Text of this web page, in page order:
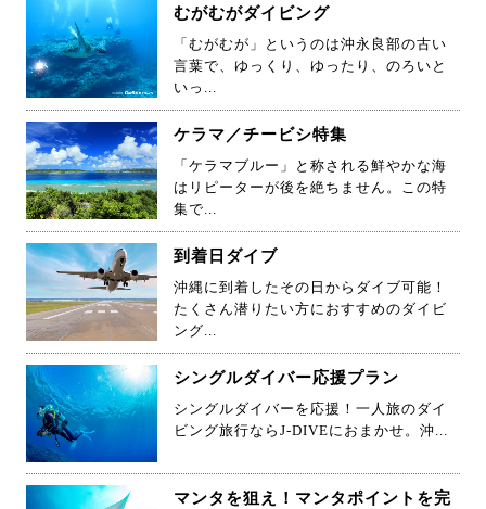
むがむがダイビング
「むがむが」というのは沖永良部の古い
言葉で、ゆっくり、ゆったり、のろいと
いっ...
ケラマ／チービシ特集
「ケラマブルー」と称される鮮やかな海
はリピーターが後を絶ちません。この特
集で...
到着日ダイブ
沖縄に到着したその日からダイブ可能！
たくさん潜りたい方におすすめのダイビ
ング...
シングルダイバー応援プラン
シングルダイバーを応援！一人旅のダイ
ビング旅行ならJ-DIVEにおまかせ。沖...
マンタを狙え！マンタポイントを完